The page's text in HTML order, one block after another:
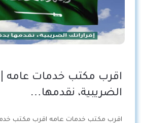
اقرب مكتب خدمات عامه |
الضريبية، نقدمها…
اقرب مكتب خدمات عامه اقرب مكتب